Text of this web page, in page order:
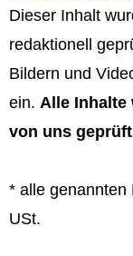
Dieser Inhalt
redaktionell
Bildern und
ein. Alle Inhalte
von uns
* alle genannten
USt.